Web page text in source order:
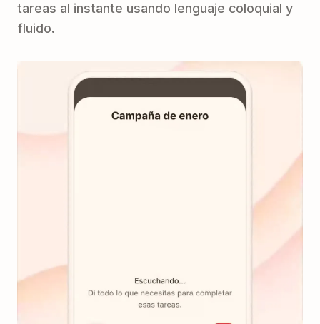
tareas al instante usando lenguaje coloquial y
fluido.